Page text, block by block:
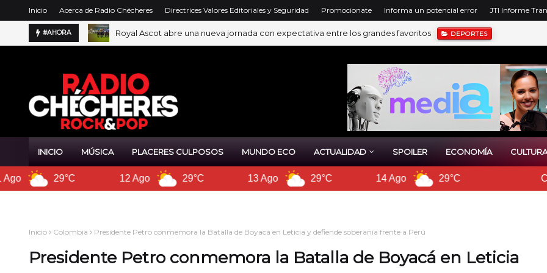
Inicio Acerca de Radio Chécheres Directrices Valores Editoriales y Seguridad Promocionate Informa un potencial error JTI Informe
#AHORA Royal Ascot abre una nueva jornada con expectativa entre los grandes favoritos DEPORTES
INICIO MÚSICA PLACERES CULPOSOS MUNDO ECO ACTUALIDAD SPOILER ECONOMÍA
12 Ago 13 Ago 14 Ago Cali
Inicio Colombia Presidente Petro conmemora la Batalla de Boyacá en Leticia y defiende soberanía frente a Perú
Presidente Petro conmemora la Batalla de Boyacá en Leticia